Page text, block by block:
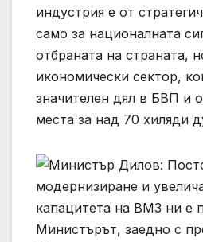
индустрия е от
само за националната
отбраната на страната,
икономически сектор,
значителен дял в БВП и
места за над 70 хиляди
Министърът, заедно с